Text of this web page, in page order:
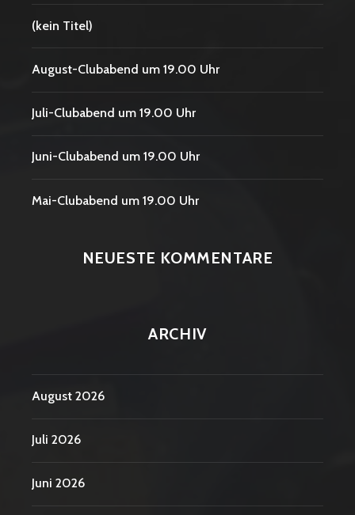
(kein Titel)
August-Clubabend um 19.00 Uhr
Juli-Clubabend um 19.00 Uhr
Juni-Clubabend um 19.00 Uhr
Mai-Clubabend um 19.00 Uhr
NEUESTE KOMMENTARE
ARCHIV
August 2026
Juli 2026
Juni 2026